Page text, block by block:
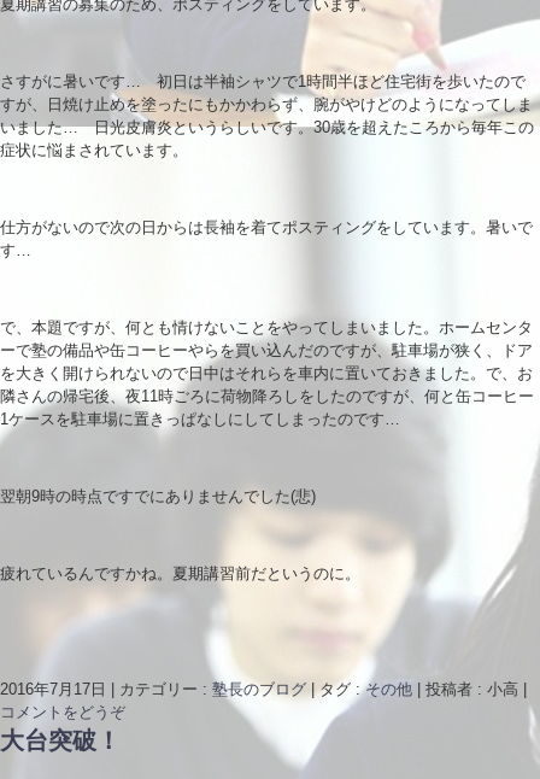
夏期講習の募集のため、ポスティングをしています。
さすがに暑いです… 初日は半袖シャツで1時間半ほど住宅街を歩いたので
すが、日焼け止めを塗ったにもかかわらず、腕がやけどのようになってしま
いました… 日光皮膚炎というらしいです。30歳を超えたころから毎年この
症状に悩まされています。
仕方がないので次の日からは長袖を着てポスティングをしています。暑いで
す…
で、本題ですが、何とも情けないことをやってしまいました。ホームセンタ
ーで塾の備品や缶コーヒーやらを買い込んだのですが、駐車場が狭く、ドア
を大きく開けられないので日中はそれらを車内に置いておきました。で、お
隣さんの帰宅後、夜11時ごろに荷物降ろしをしたのですが、何と缶コーヒー
1ケースを駐車場に置きっぱなしにしてしまったのです…
翌朝9時の時点ですでにありませんでした(悲)
疲れているんですかね。夏期講習前だというのに。
2016年7月17日 カテゴリー : 塾長のブログ タグ :その他 投稿者 : 小高
コメントをどうぞ
大台突破！